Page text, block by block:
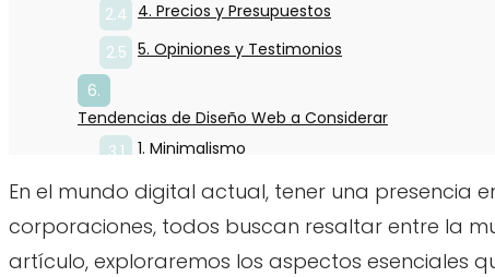
4. Precios y Presupuestos
5. Opiniones y Testimonios
Tendencias de Diseño Web a Considerar
1. Minimalismo
2. Interactividad
3. Diseño Inclusivo
En el mundo digital actual, tener una presencia
corporaciones, todos buscan resaltar entre la
artículo, exploraremos los aspectos esenciales